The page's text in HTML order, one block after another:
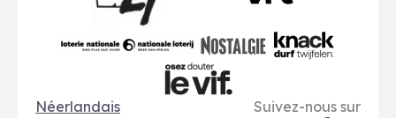
Art 27
Nostalgie
Options de langue
Néerlandais
Réseaux
Suivez-nous sur